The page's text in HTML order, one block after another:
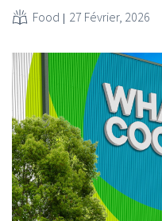
Food 27 Février, 2026